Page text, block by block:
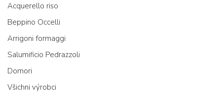
Acquerello riso
Beppino Occelli
Arrigoni formaggi
Salumificio Pedrazzoli
Domori
Všichni výrobci